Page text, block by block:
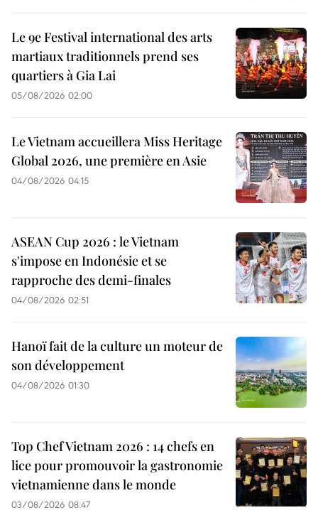
Le 9e Festival international des arts
martiaux traditionnels prend ses
quartiers à Gia Lai
05/08/2026 02:00
Le Vietnam accueillera Miss Heritage
Global 2026, une première en Asie
04/08/2026 04:15
ASEAN Cup 2026 : le Vietnam
s'impose en Indonésie et se
rapproche des demi-finales
04/08/2026 02:51
Hanoï fait de la culture un moteur de
son développement
04/08/2026 01:30
Top Chef Vietnam 2026 : 14 chefs en
lice pour promouvoir la gastronomie
vietnamienne dans le monde
03/08/2026 08:47